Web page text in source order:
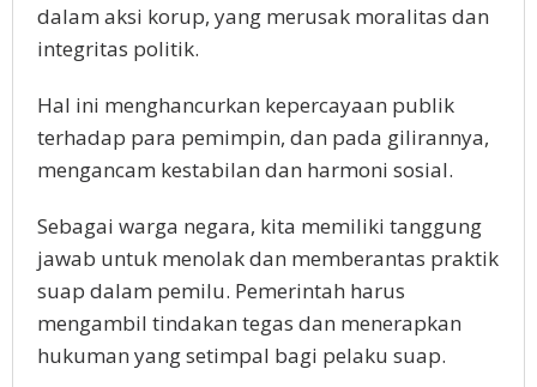
dalam aksi korup, yang merusak moralitas dan
integritas politik.
Hal ini menghancurkan kepercayaan publik
terhadap para pemimpin, dan pada gilirannya,
mengancam kestabilan dan harmoni sosial.
Sebagai warga negara, kita memiliki tanggung
jawab untuk menolak dan memberantas praktik
suap dalam pemilu. Pemerintah harus
mengambil tindakan tegas dan menerapkan
hukuman yang setimpal bagi pelaku suap.